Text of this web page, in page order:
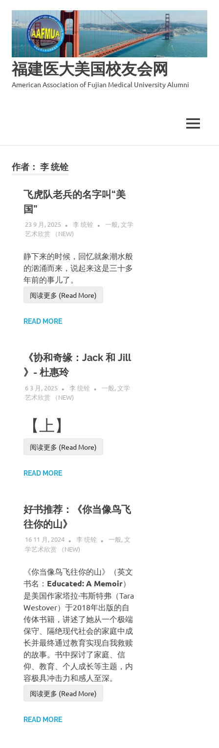
content
福建医大美国校友会网
American Association of Fujian Medical University Alumni
MENU
作者： 李 统铨
飞虎队老兵的名字叫“美
国”
23 9 月, 2025 李 统铨 一般,文学
艺术欣赏 （NEW)
静下来的时候，回忆就象潮水般
的汹涌而来，说起来这是三十多
年前的事儿了。
阅读更多 (Read More)
READ MORE
《协和奇缘：Jack 和 Jill
》- 杜惠玲
6 3 月, 2025 李 统铨 一般,文学
艺术欣赏 （NEW)
【上】
阅读更多 (Read More)
READ MORE
好书推荐：《你当像鸟飞
往你的山》
16 11 月, 2024 李 统铨 一般,文
学艺术欣赏 （NEW)
《你当像鸟飞往你的山》（英文
书名： Educated: A Memoir）
是美国作家塔拉·韦斯特弗（Tara
Westover）于2018年出版的自
传体书籍，讲述了她从一个极端
保守、隔绝现代社会的家庭中成
长并最终通过教育实现自我救赎
的故事。书中探讨了家庭、信
仰、教育、个人成长等主题，内
容极具冲击力和感人至深。
阅读更多 (Read More)
READ MORE